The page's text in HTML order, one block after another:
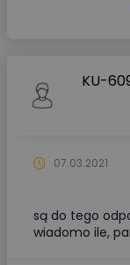
KU-
07.03.2021
są do tego
wiadomo ile,